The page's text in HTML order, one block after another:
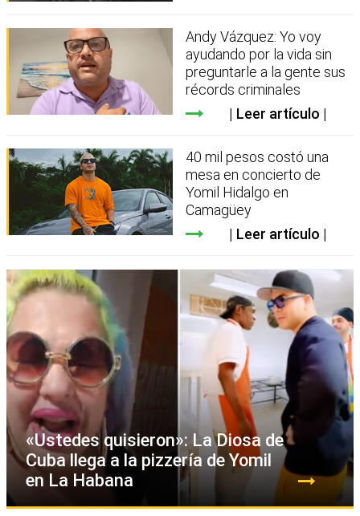
Andy Vázquez: Yo voy
ayudando por la vida sin
preguntarle a la gente sus
récords criminales
Leer artículo
40 mil pesos costó una
mesa en concierto de
Yomil Hidalgo en
Camagüey
Leer artículo
«Ustedes quisieron»: La Diosa de
Cuba llega a la pizzería de Yomil
en La Habana